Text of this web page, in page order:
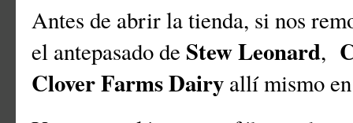
Antes de abrir la tienda, si nos
el antepasado de Stew Leonard,
Clover Farms Dairy allí mismo